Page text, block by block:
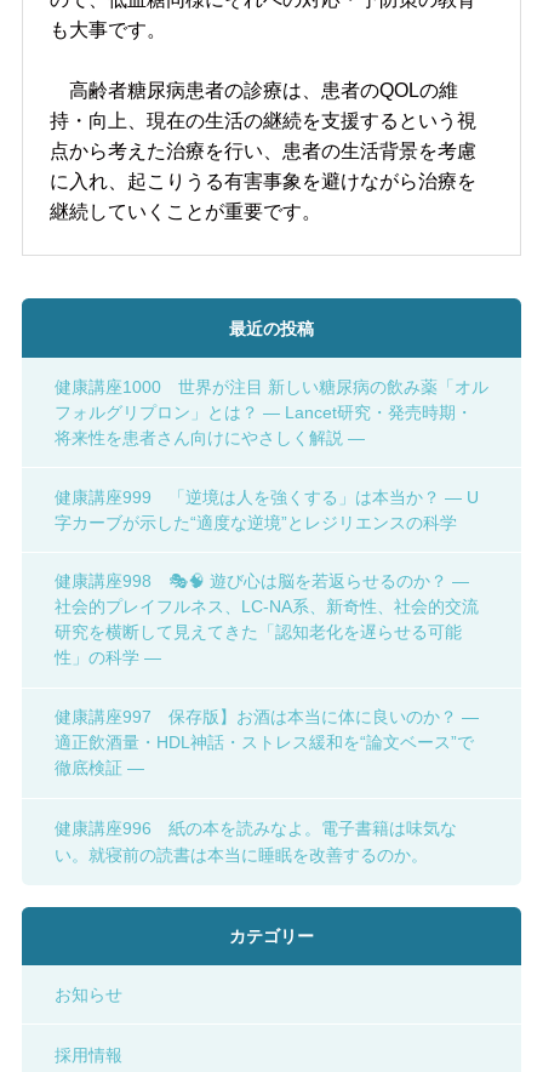
も大事です。
高齢者糖尿病患者の診療は、患者のQOLの維
持・向上、現在の生活の継続を支援するという視
点から考えた治療を行い、患者の生活背景を考慮
に入れ、起こりうる有害事象を避けながら治療を
継続していくことが重要です。
最近の投稿
健康講座1000 世界が注目 新しい糖尿病の飲み薬「オル
フォルグリプロン」とは？ ― Lancet研究・発売時期・
将来性を患者さん向けにやさしく解説 ―
健康講座999 「逆境は人を強くする」は本当か？ ― U
字カーブが示した“適度な逆境”とレジリエンスの科学
健康講座998 🎭🧠 遊び心は脳を若返らせるのか？ ―
社会的プレイフルネス、LC-NA系、新奇性、社会的交流
研究を横断して見えてきた「認知老化を遅らせる可能
性」の科学 ―
健康講座997 保存版】お酒は本当に体に良いのか？ ―
適正飲酒量・HDL神話・ストレス緩和を“論文ベース”で
徹底検証 ―
健康講座996 紙の本を読みなよ。電子書籍は味気な
い。就寝前の読書は本当に睡眠を改善するのか。
カテゴリー
お知らせ
採用情報